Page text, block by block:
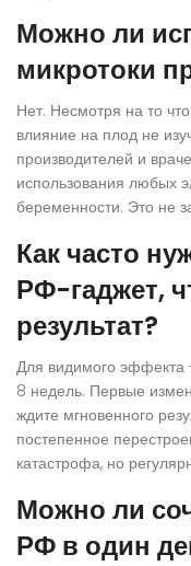
Можно ли
микротоки
Нет. Несмотря на то
влияние на плод не
производителей и
использования любых
беременности. Это не
Как часто
РФ-гаджет,
результат?
Для видимого эффекта
8 недель. Первые
ждите мгновенного
постепенное
катастрофа, но
Можно ли
РФ в один